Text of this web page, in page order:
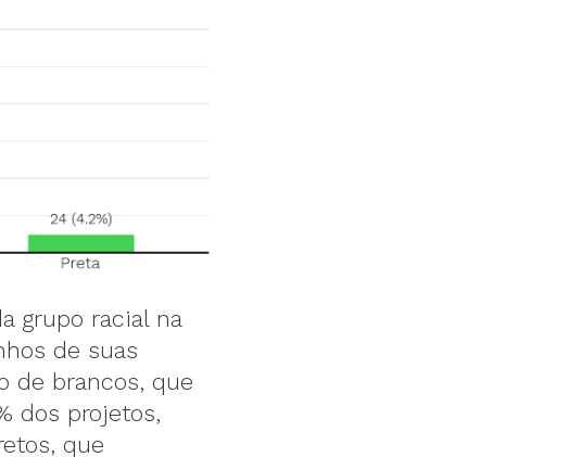
grupo racial na
de suas
de brancos, que
dos projetos,
que